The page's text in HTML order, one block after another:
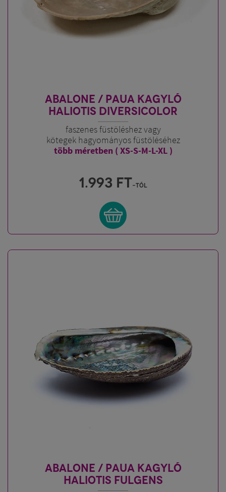
ABALONE / PAUA KAGYLÓ
HALIOTIS DIVERSICOLOR
faszenes füstöléshez vagy
kötegek hagyományos füstöléséhez
több méretben ( XS-S-M-L-XL )
1.993 FT-tól
ABALONE / PAUA KAGYLÓ
HALIOTIS FULGENS